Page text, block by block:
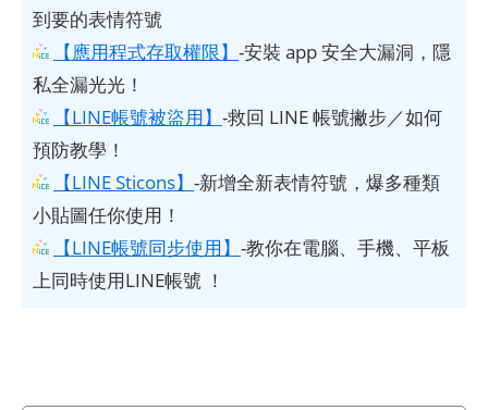
到要的表情符號
【應用程式存取權限】 -安裝 app 安全大漏洞，隱
私全漏光光！
【LINE帳號被盜用】 -救回 LINE 帳號撇步／如何
預防教學！
【LINE Sticons】 -新增全新表情符號，爆多種類
小貼圖任你使用！
【LINE帳號同步使用】 -教你在電腦、手機、平板
上同時使用LINE帳號 ！